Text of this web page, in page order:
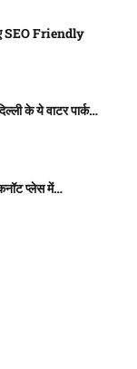
SEO Friendly
के ये वाटर पार्क…
प्लेस में…